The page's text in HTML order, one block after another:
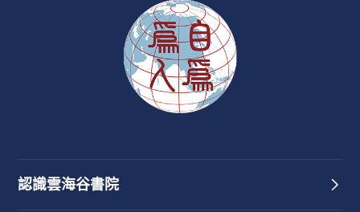
認識雲海谷書院